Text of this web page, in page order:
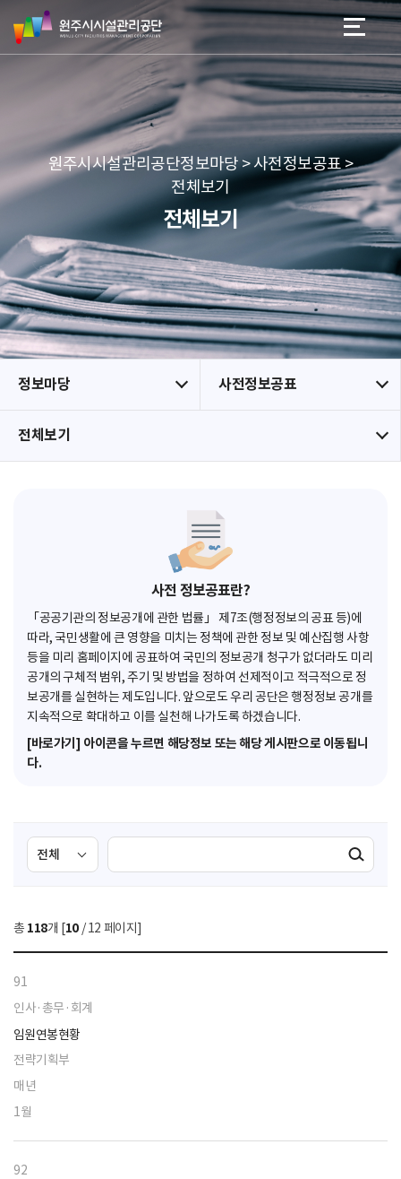
네
본문 바로가기
메뉴 바로가기
원
주
시
리
공
단
원주시시설관리공단정보마당 > 사전정보공표 >
전체보기
전체보기
정보마당 사전정보공표
전체보기
사전 정보공표란?
「공공기관의 정보공개에 관한 법률」 제7조(행정정보의 공표 등)에
따라, 국민생활에 큰 영향을 미치는 정책에 관한 정보 및 예산집행 사항
등을 미리 홈페이지에 공표하여 국민의 정보공개 청구가 없더라도 미리
공개의 구체적 범위, 주기 및 방법을 정하여 선제적이고 적극적으로 정
보공개를 실현하는 제도입니다. 앞으로도 우리 공단은 행정정보 공개를
지속적으로 확대하고 이를 실천해 나가도록 하겠습니다.
[바로가기] 아이콘을 누르면 해당정보 또는 해당 게시판으로 이동됩니
다.
검
색
선
택
색
검색실행
총 118개 [10 / 12 페이지]
91
인사·총무·회계
임원연봉현황
전략기획부
매년
1월
92